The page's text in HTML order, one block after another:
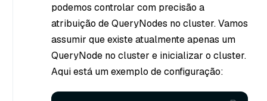
podemos controlar com precisão a
atribuição de QueryNodes no cluster. Vamos
assumir que existe atualmente apenas um
QueryNode no cluster e inicializar o cluster.
Aqui está um exemplo de configuração: